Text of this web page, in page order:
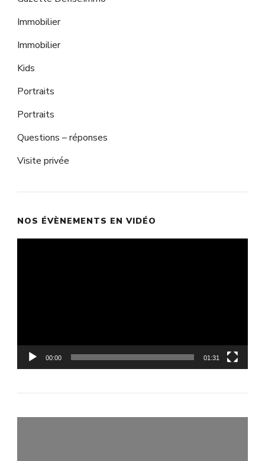
Immobilier
Immobilier
Kids
Portraits
Portraits
Questions – réponses
Visite privée
NOS ÉVÈNEMENTS EN VIDÉO
00:00 01:31